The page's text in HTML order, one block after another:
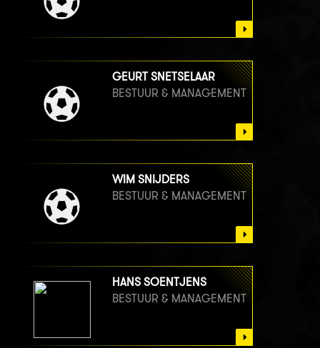
GEURT SNETSELAAR
BESTUUR & MANAGEMENT
WIM SNIJDERS
BESTUUR & MANAGEMENT
HANS SOENTJENS
BESTUUR & MANAGEMENT